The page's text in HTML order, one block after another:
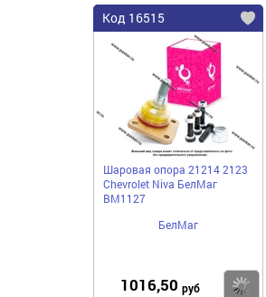
Код 16515
Шаровая опора 21214 2123
Chevrolet Niva БелМаг
BM1127
БелМаг
1016,50 руб